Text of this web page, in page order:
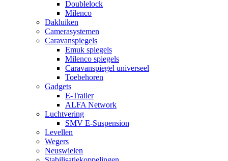
Doublelock
Milenco
Dakluiken
Camerasystemen
Caravanspiegels
Emuk spiegels
Milenco spiegels
Caravanspiegel universeel
Toebehoren
Gadgets
E-Trailer
ALFA Network
Luchtvering
SMV E-Suspension
Levellen
Wegers
Neuswielen